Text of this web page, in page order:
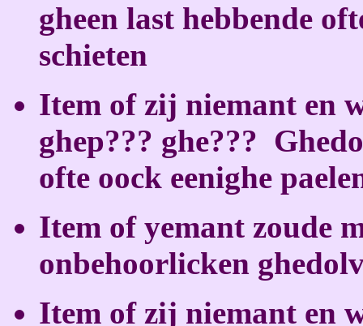
gheen last hebbende
schieten
Item of zij niemant en
ghep??? ghe???
ofte oock eenighe
Item of yemant zoude
onbehoorlicken
Item of zij niemant en